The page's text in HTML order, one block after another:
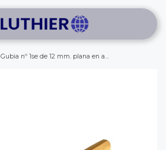
Gubia nº 1se de 12 mm. plana en angulo